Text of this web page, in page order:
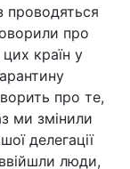
проводяться
про
країн у
про те,
ми змінили
делегації
люди,